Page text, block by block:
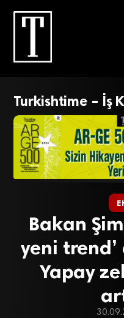
Turkishtime – İş
Bakan
yeni trend’
Yapay